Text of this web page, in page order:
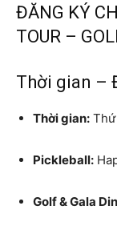
ĐĂNG KÝ
TOUR –
Thời gian –
Thời gian: Thứ
Pickleball:
Golf & Gala